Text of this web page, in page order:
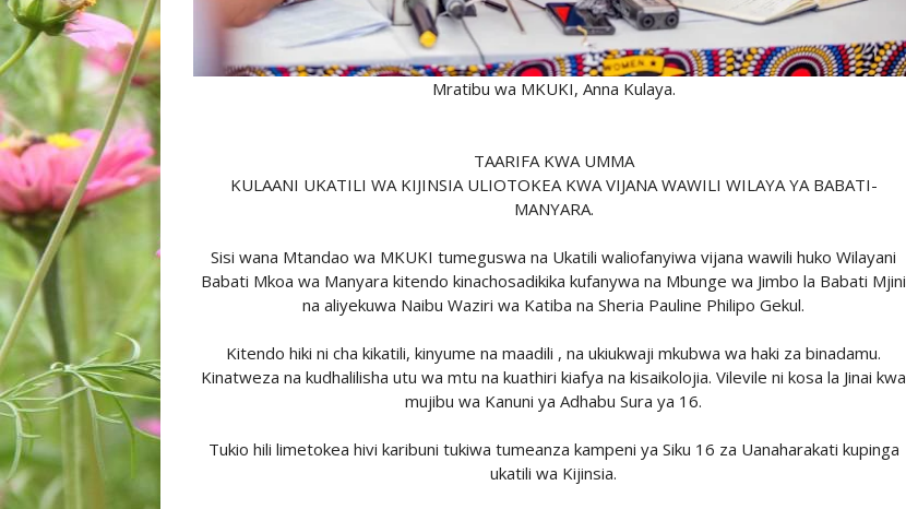
Mratibu wa MKUKI, Anna Kulaya.
TAARIFA KWA UMMA
KULAANI UKATILI WA KIJINSIA ULIOTOKEA KWA VIJANA WAWILI WILAYA YA BABATI-
MANYARA.
Sisi wana Mtandao wa MKUKI tumeguswa na Ukatili waliofanyiwa vijana wawili huko Wilayani
Babati Mkoa wa Manyara kitendo kinachosadikika kufanywa na Mbunge wa Jimbo la Babati Mjini
na aliyekuwa Naibu Waziri wa Katiba na Sheria Pauline Philipo Gekul.
Kitendo hiki ni cha kikatili, kinyume na maadili , na ukiukwaji mkubwa wa haki za binadamu.
Kinatweza na kudhalilisha utu wa mtu na kuathiri kiafya na kisaikolojia. Vilevile ni kosa la Jinai kwa
mujibu wa Kanuni ya Adhabu Sura ya 16.
Tukio hili limetokea hivi karibuni tukiwa tumeanza kampeni ya Siku 16 za Uanaharakati kupinga
ukatili wa Kijinsia.